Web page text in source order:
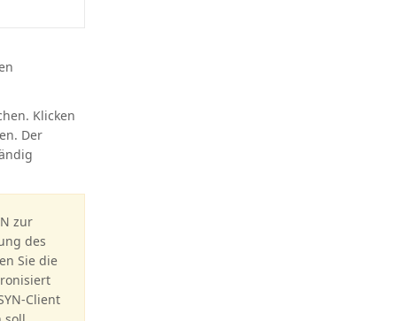
Klicken
Der
zur
des
Sie die
Client